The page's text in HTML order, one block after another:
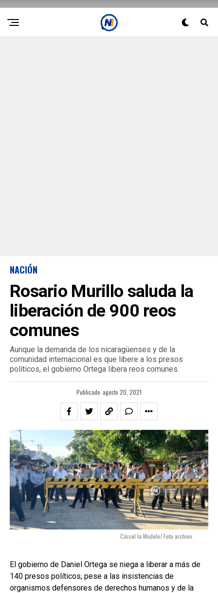
NACIÓN
Rosario Murillo saluda la
liberación de 900 reos
comunes
Aunque la demanda de los nicaragüenses y de la
comunidad internacional es que libere a los presos
políticos, el gobierno Ortega libera reos comunes.
Publicado agosto 20, 2021
Cárcel la Modelo/ Foto archivo.
El gobierno de Daniel Ortega se niega a liberar a más de
140 presos políticos, pese a las insistencias de
organismos defensores de derechos humanos y de la